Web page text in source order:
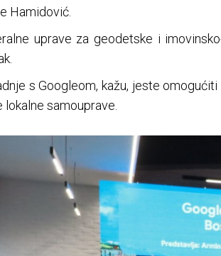
Hamidović.
uprave za geodetske i
s Googleom, kažu, jeste
lokalne samouprave.